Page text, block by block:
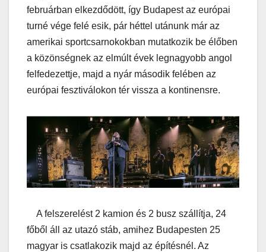
februárban elkezdődött, így Budapest az európai
turné vége felé esik, pár héttel utánunk már az
amerikai sportcsarnokokban mutatkozik be élőben
a közönségnek az elmúlt évek legnagyobb angol
felfedezettje, majd a nyár második felében az
európai fesztiválokon tér vissza a kontinensre.
A felszerelést 2 kamion és 2 busz szállítja, 24
főből áll az utazó stáb, amihez Budapesten 25
magyar is csatlakozik majd az építésnél. Az